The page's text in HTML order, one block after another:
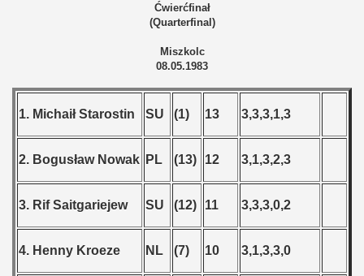
Ćwierćfinał
(Quarterfinal)
Miszkolc
08.05.1983
1. Michaił Starostin SU (1) 13 3,3,3,1,3
2. Bogusław Nowak PL (13) 12 3,1,3,2,3
3. Rif Saitgariejew SU (12) 11 3,3,3,0,2
4. Henny Kroeze NL (7) 10 3,1,3,3,0